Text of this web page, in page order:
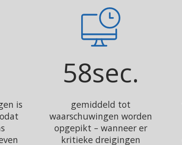
is
58sec.
gemiddeld tot
waarschuwingen worden
opgepikt – wanneer er
kritieke dreigingen